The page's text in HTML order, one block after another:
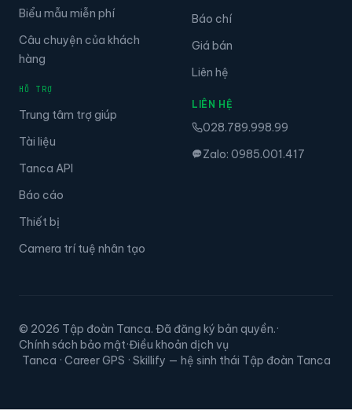
Biểu mẫu miễn phí
Câu chuyện của khách
hàng
HỖ TRỢ
Trung tâm trợ giúp
Tài liệu
Tanca API
Báo cáo
Thiết bị
Camera trí tuệ nhân tạo
Báo chí
Giá bán
Liên hệ
LIÊN HỆ
028.789.998.99
Zalo: 0985.001.417
© 2026 Tập đoàn Tanca. Đã đăng ký bản quyền.·
Chính sách bảo mật·Điều khoản dịch vụ
Tanca · Career GPS · Skillify — hệ sinh thái Tập đoàn Tanca